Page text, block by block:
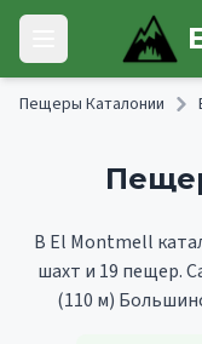
Skip to main content
Open main menu
Пещеры Каталонии
В El Montmell
шахт и 19 пещер.
(110 м)